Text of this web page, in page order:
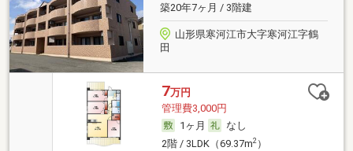
築20年7ヶ月 / 3階建
山形県寒河江市大字寒河江字鶴
田
7万円
管理費3,000円
1ヶ月
なし
2階 / 3LDK（69.37m2）